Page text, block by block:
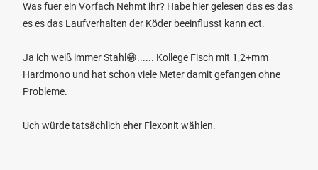
Was fuer ein Vorfach Nehmt ihr? Habe hier gelesen das es das
es es das Laufverhalten der Köder beeinflusst kann ect.
Ja ich weiß immer Stahl😁...... Kollege Fisch mit 1,2+mm
Hardmono und hat schon viele Meter damit gefangen ohne
Probleme.
Uch würde tatsächlich eher Flexonit wählen.